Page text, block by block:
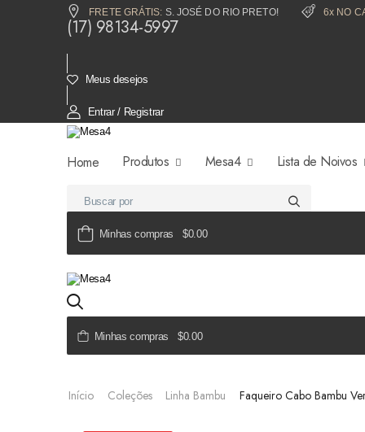
FRETE GRÁTIS: S. JOSÉ DO RIO PRETO! 6x NO
(17) 98134-5997
Meus desejos
Entrar / Registrar
Home Produtos Mesa4 Lista de Noivos
Minhas compras $0.00
Minhas compras $0.00
Início Coleções Linha Bambu Faqueiro Cabo Bambu